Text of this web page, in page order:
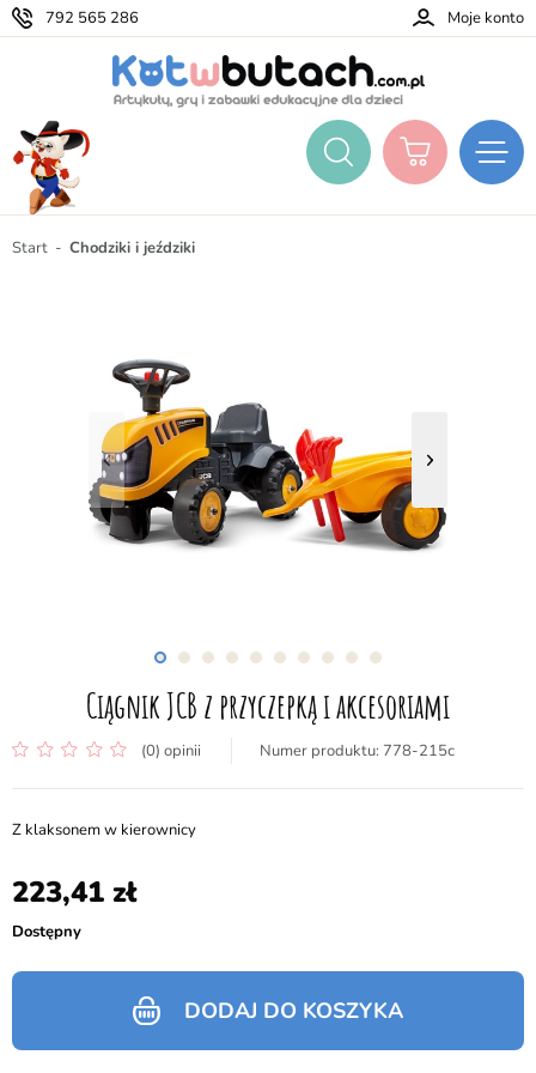
792 565 286 Moje konto
Start Chodziki i jeździki
Ciągnik JCB z przyczepką i akcesoriami
(0) opinii 778-215c
Z klaksonem w kierownicy
223,41
Dostępny
DODAJ DO KOSZYKA